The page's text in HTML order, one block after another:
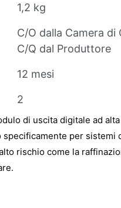
1,2 kg
C/O dalla Camera di
C/Q dal Produttore
12 mesi
2
di uscita digitale ad
per sistemi
rischio come la